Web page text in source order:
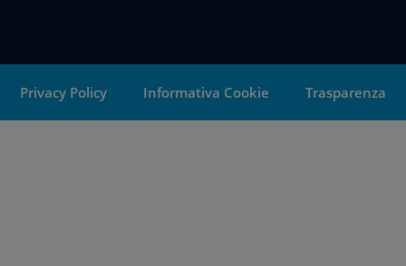
Privacy Policy Informativa Cookie Trasparenza